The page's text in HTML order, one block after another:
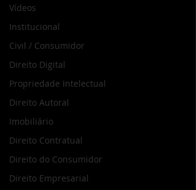
Vídeos
Institucional
Civil / Consumidor
Direito Digital
Propriedade Intelectual
Direito Autoral
Imobiliário
Direito Contratual
Direito do Consumidor
Direito Empresarial